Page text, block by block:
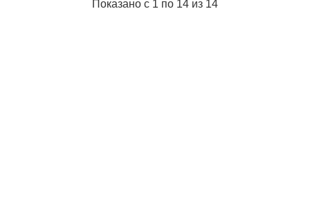
Показано с 1 по 14 из 14